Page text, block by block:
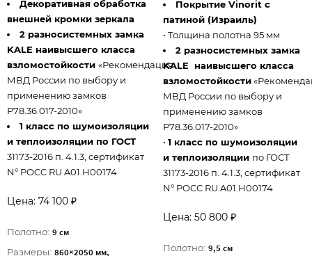
Декоративная обработка
внешней кромки зеркала
2 разносистемных замка
KALE наивысшего класса
взломостойкости «Рекомендация
МВД России по выбору и
применению замков
Р78.36.017-2010»
1 класс по шумоизоляции
и теплоизоляции по ГОСТ
31173-2016 п. 4.1.3, сертификат
N° POCC RU.A01.H00174
Цена: 74 100 ₽
Полотно: 9 см
Размеры: 860×2050 мм,
Покрытие Vinorit с
патиной (Израиль)
• Толщина полотна 95 мм
2 разносистемных замка
KALE наивысшего класса
взломостойкости
МВД России по выбору и
применению замков
Р78.36.017-2010»
• 1 класс по шумоизоляции
и теплоизоляции по ГОСТ
31173-2016 п. 4.1.3, сертификат
N° POCC RU.A01.H00174
Цена: 50 800 ₽
Полотно: 9,5 см